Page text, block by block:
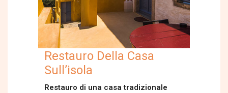
Restauro Della Casa
Sull’isola
Restauro di una casa tradizionale